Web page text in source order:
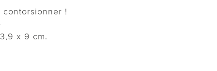
contorsionner !
x 9 cm.